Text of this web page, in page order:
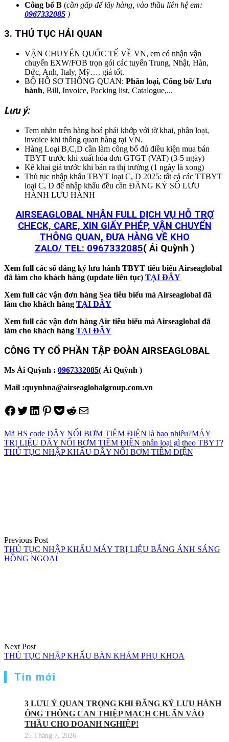
Công bố B (cần gấp để lấy hàng, vào thầu liên hệ em:
0967332085 )
3. THỦ TỤC HẢI QUAN
VẬN CHUYỂN QUỐC TẾ VỀ VN, em có nhận vận
chuyển EXW/FOB trọn gói các tuyến Trung, Nhật, Hàn,
Đức, Anh, Italy, Mỹ…. giá tốt.
BỘ HỒ SƠ THÔNG QUAN: Phân loại, Công bố/ Lưu
hành, Bill, Invoice, Packing list, Catalogue,...
Lưu ý:
Tem nhãn trên hàng hoá phải khớp với tờ khai, phân loại,
invoice khi thông quan hàng tại VN.
Hàng Loại B,C,D cần làm công bố đủ điều kiện mua bán
TBYT trước khi xuất hóa đơn GTGT (VAT) (3-5 ngày)
Kê khai giá trước khi bán ra thị trường (1 ngày là xong)
Thủ tục nhập khẩu TBYT loại C, D 2025: tất cả các TTBYT
loại C, D để nhập khẩu đều cần ĐĂNG KÝ SỐ LƯU
HÀNH LƯU HÀNH
AIRSEAGLOBAL NHẬN FULL DỊCH VỤ HỖ TRỢ
CHECK, CARE, XIN GIẤY PHÉP, VẬN CHUYỂN
THÔNG QUAN, ĐƯA HÀNG VỀ KHO
ZALO/ TEL: 0967332085( Ái Quỳnh )
Xem full các số đăng ký lưu hành TBYT tiêu biểu Airseaglobal
đã làm cho khách hàng (update liên tục) TẠI ĐÂY
Xem full các vận đơn hàng Sea tiêu biểu mà Airseaglobal đã
làm cho khách hàng TẠI ĐÂY
Xem full các vận đơn hàng Air tiêu biểu mà Airseaglobal đã
làm cho khách hàng TẠI ĐÂY
CÔNG TY CỔ PHẦN TẬP ĐOÀN AIRSEAGLOBAL
Ms Ái Quỳnh : 0967332085( Ái Quỳnh )
Mail :quynhna@airseaglobalgroup.com.vn
Share on Facebook
Tweet on Twitter
Share on LinkedIn
Pin on Pinterest
Save to pocket
Share on Reddit
Share via Email
Mã HS code DÂY NỐI BƠM TIÊM ĐIỆN là bao nhiêu?MÁY
TRỊ LIỆU DÂY NỐI BƠM TIÊM ĐIỆN phân loại gì theo TBYT?
THỦ TỤC NHẬP KHẨU DÂY NỐI BƠM TIÊM ĐIỆN
Previous Post
THỦ TỤC NHẬP KHẨU MÁY TRỊ LIỆU BẰNG ÁNH SÁNG
HỒNG NGOẠI
Next Post
THỦ TỤC NHẬP KHẨU BÀN KHÁM PHỤ KHOA
Tin mới
3 LƯU Ý QUAN TRỌNG KHI ĐĂNG KÝ LƯU HÀNH
ỐNG THÔNG CAN THIỆP MẠCH CHUẨN VÀO
THẦU CHO DOANH NGHIỆP!
25 Tháng 7, 2026